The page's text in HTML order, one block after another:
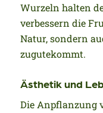
Wurzeln halten
verbessern die
Natur, sondern
zugutekommt.
Ästhetik und
Die Anpflanzung